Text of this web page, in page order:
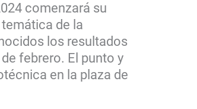
comenzará su
de la
los resultados
febrero. El punto y
en la plaza de